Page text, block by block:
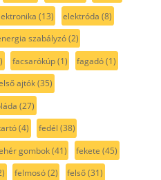
(13) elektróda (8)
szabályzó(2)
facsarókúp(1) fagadó(1)
ajtók(35)
(27)
(4) fedél (38)
gombok(41) fekete (45)
felmosó(2) felső(31)